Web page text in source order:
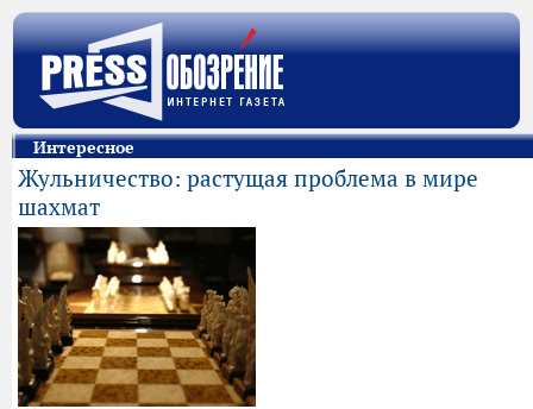
Интересное
Жульничество: растущая проблема в мире
шахмат